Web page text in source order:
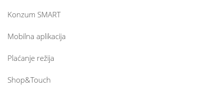
Konzum SMART
Mobilna aplikacija
Plaćanje režija
Shop&Touch